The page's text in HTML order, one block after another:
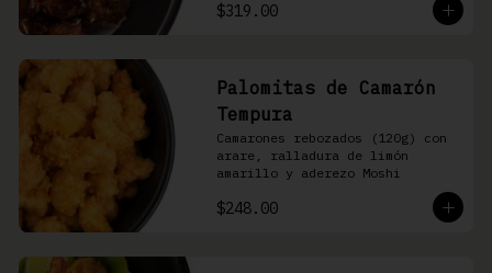
$319.00
Palomitas de Camarón
Tempura
Camarones rebozados (120g) con
arare, ralladura de limón
amarillo y aderezo Moshi
$248.00